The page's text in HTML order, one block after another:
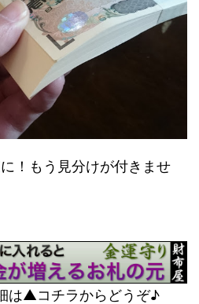
！もう見分けが付きませ
は▲コチラからどうぞ♪